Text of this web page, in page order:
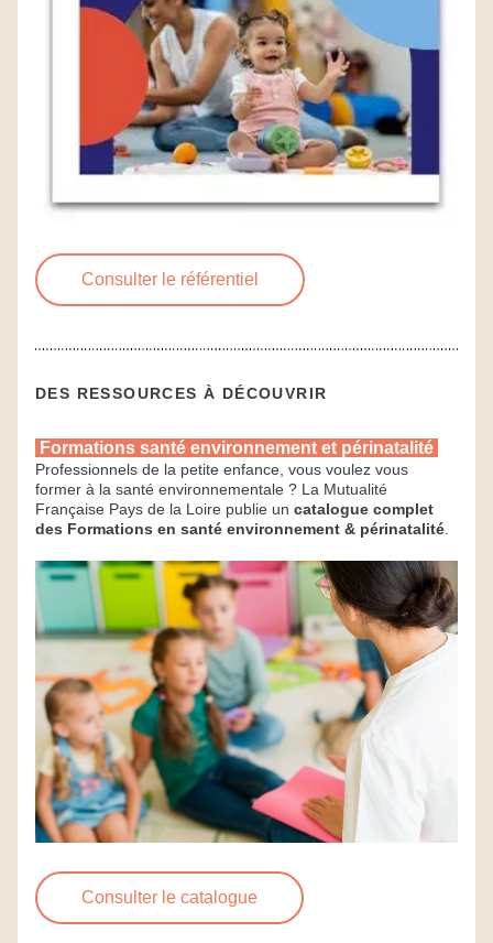
Consulter le référentiel
DES RESSOURCES À DÉCOUVRIR
Formations santé environnement et périnatalité
Professionnels de la petite enfance, vous voulez vous
former à la santé environnementale ? La Mutualité
Française Pays de la Loire publie un catalogue complet
des Formations en santé environnement & périnatalité
Consulter le catalogue